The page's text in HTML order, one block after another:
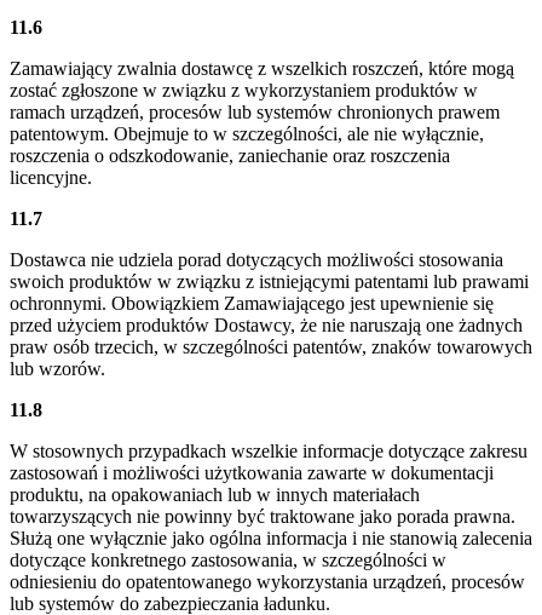
11.6
Zamawiający zwalnia dostawcę z wszelkich roszczeń, które mogą
zostać zgłoszone w związku z wykorzystaniem produktów w
ramach urządzeń, procesów lub systemów chronionych prawem
patentowym. Obejmuje to w szczególności, ale nie wyłącznie,
roszczenia o odszkodowanie, zaniechanie oraz roszczenia
licencyjne.
11.7
Dostawca nie udziela porad dotyczących możliwości stosowania
swoich produktów w związku z istniejącymi patentami lub prawami
ochronnymi. Obowiązkiem Zamawiającego jest upewnienie się
przed użyciem produktów Dostawcy, że nie naruszają one żadnych
praw osób trzecich, w szczególności patentów, znaków towarowych
lub wzorów.
11.8
W stosownych przypadkach wszelkie informacje dotyczące zakresu
zastosowań i możliwości użytkowania zawarte w dokumentacji
produktu, na opakowaniach lub w innych materiałach
towarzyszących nie powinny być traktowane jako porada prawna.
Służą one wyłącznie jako ogólna informacja i nie stanowią zalecenia
dotyczące konkretnego zastosowania, w szczególności w
odniesieniu do opatentowanego wykorzystania urządzeń, procesów
lub systemów do zabezpieczania ładunku.